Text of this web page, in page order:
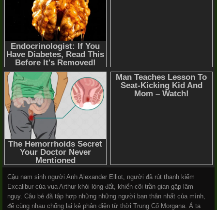
Cậu nam sinh người Anh Alexander Elliot, người đã rút thanh kiếm
Excalibur của vua Arthur khỏi lòng đất, khiến cõi trần gian gặp lâm
nguy. Cậu bé đã tập hợp những những người bạn thân nhất của mình,
để cùng nhau chống lại kẻ phản diện từ thời Trung Cổ Morgana. Ả ta